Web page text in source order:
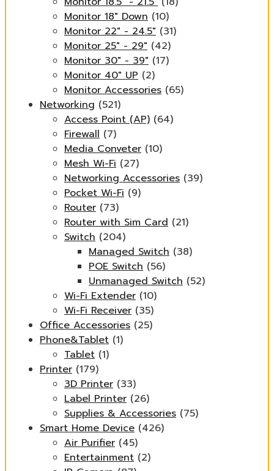
Monitor 18" Down (10)
Monitor 22" - 24.5" (31)
Monitor 25" - 29" (42)
Monitor 30" - 39" (17)
Monitor 40" UP (2)
Monitor Accessories (65)
Networking (521)
Access Point (AP) (64)
Firewall (7)
Media Conveter (10)
Mesh Wi-Fi (27)
Networking Accessories (39)
Pocket Wi-Fi (9)
Router (73)
Router with Sim Card (21)
Switch (204)
Managed Switch (38)
POE Switch (56)
Unmanaged Switch (52)
Wi-Fi Extender (10)
Wi-Fi Receiver (35)
Office Accessories (25)
Phone&Tablet (1)
Tablet (1)
Printer (179)
3D Printer (33)
Label Printer (26)
Supplies & Accessories (75)
Smart Home Device (426)
Air Purifier (45)
Entertainment (2)